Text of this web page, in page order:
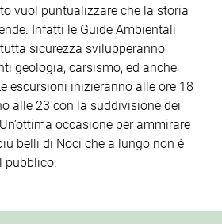
vuol puntualizzare che la storia
Infatti le Guide Ambientali
sicurezza svilupperanno
geologia, carsismo, ed anche
escursioni inizieranno alle ore 18
alle 23 con la suddivisione dei
occasione per ammirare
belli di Noci che a lungo non è
pubblico.